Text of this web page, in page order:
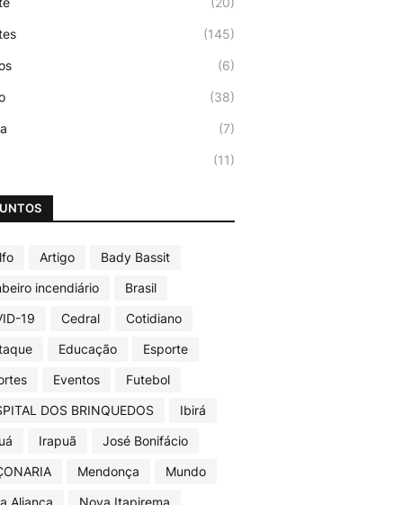
(145)
(6)
(38)
(7)
(11)
Artigo
Bady Bassit
incendiário
Brasil
19
Cedral
Cotidiano
Educação
Esporte
Eventos
Futebol
DOS BRINQUEDOS
Ibirá
Irapuã
José Bonifácio
Mendonça
Mundo
Aliança
Nova Itapirema